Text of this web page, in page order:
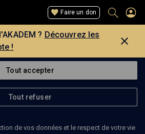
Faire un don
? Découvrez les
!
Tout accepter
Tout refuser
de vos données et le respect de votre vie